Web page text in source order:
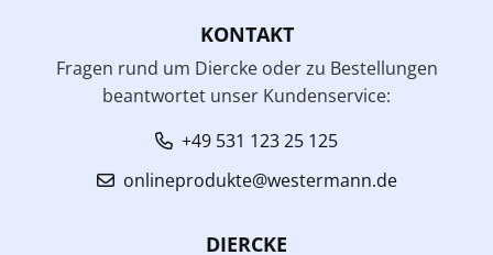
KONTAKT
Fragen rund um Diercke oder zu Bestellungen
beantwortet unser Kundenservice:
+49 531 123 25 125
onlineprodukte@westermann.de
DIERCKE